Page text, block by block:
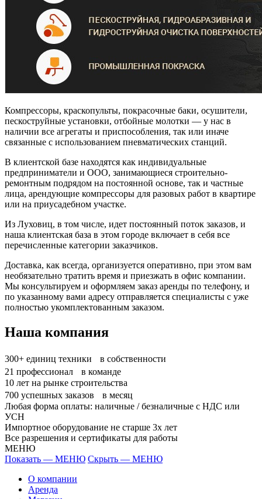
Компрессоры, краскопульты, покрасочные баки, осушители,
пескоструйные установки, отбойные молотки — у нас в
наличии все агрегаты и приспособления, так или иначе
связанные с использованием пневматических станций.
В клиентской базе находятся как индивидуальные
предприниматели и ООО, занимающиеся строительно-
ремонтным подрядом на постоянной основе, так и частные
лица, арендующие компрессоры для разовых работ в квартире
или на приусадебном участке.
Из Луховиц, в том числе, идет постоянный поток заказов, и
наша клиентская база в этом городе включает в себя все
перечисленные категории заказчиков.
Доставка, как всегда, организуется оперативно, при этом вам
необязательно тратить время и приезжать в офис компании.
Мы консультируем и оформляем заказ аренды по телефону, и
по указанному вами адресу отправляется специалисты с уже
полностью укомплектованным заказом.
Наша компания
300+ единиц техники в собственности
21 профессионал в команде
10 лет на рынке строительства
700 успешных заказов в месяц
Любая форма оплаты: наличные / безналичные с НДС или
УСН
Импортное оборудование не старше 3х лет
Все разрешения и сертификаты для работы
МЕНЮ
Показать — МЕНЮ Скрыть — МЕНЮ
О компании
Аренда